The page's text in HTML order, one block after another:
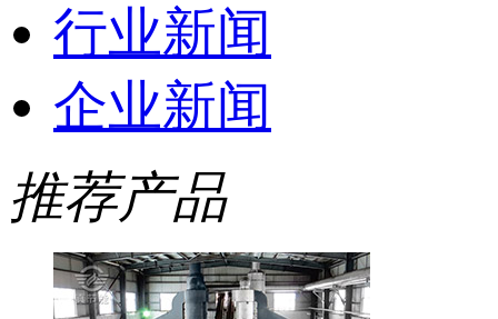
行业新闻
企业新闻
推荐产品